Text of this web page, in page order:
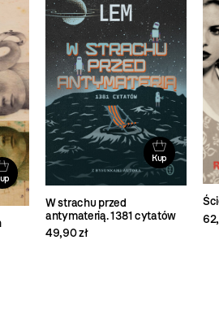
Kup
W strachu przed
antymaterią. 1381 cytatów
49,90 zł